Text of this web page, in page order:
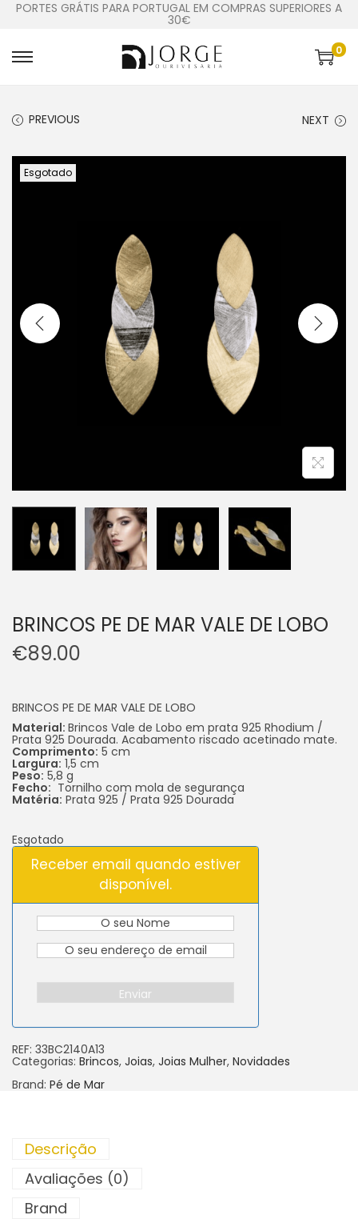
PORTES GRÁTIS PARA PORTUGAL EM COMPRAS SUPERIORES A
30€
0
PREVIOUS NEXT
Esgotado
BRINCOS PE DE MAR VALE DE LOBO
€89.00
BRINCOS PE DE MAR VALE DE LOBO
Material: Brincos Vale de Lobo em prata 925 Rhodium /
Prata 925 Dourada. Acabamento riscado acetinado mate.
Comprimento: 5 cm
Largura: 1,5 cm
Peso: 5,8 g
Fecho: Tornilho com mola de segurança
Matéria: Prata 925 / Prata 925 Dourada
Esgotado
Receber email quando estiver
disponível.
Enviar
REF: 33BC2140A13
Categorias: Brincos, Joias, Joias Mulher, Novidades
Brand: Pé de Mar
Descrição
Avaliações (0)
Brand